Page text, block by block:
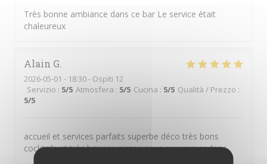
Très bonne ambiance dans ce bar Le service était
chaleureux
Alain G
2026-05-01 - 18:30 - Ospiti 12
Servizio : 5/5 Atmosfera : 5/5 Cucina : 5/5 Qualità / Prezzo :
5/5
accueil et services parfaits superbe déco très bons
cocktails et très bonnes pizzas nous recommandons